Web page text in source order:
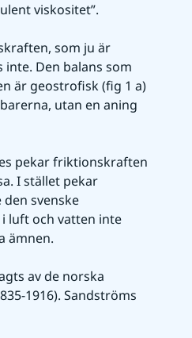
viskositet”.
som ju är
Den balans som
är geostrofisk (fig 1 a)
utan en aning
pekar friktionskraften
I stället pekar
svenske
luft och vatten inte
ämnen.
av de norska
1916). Sandströms